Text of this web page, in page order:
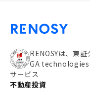
RENOSYは、東
GA technologies
サービス
不動産投資